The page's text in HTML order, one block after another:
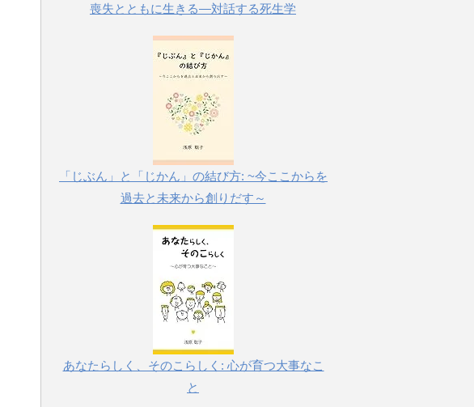
喪失とともに生きる―対話する死生学
「じぶん」と「じかん」の結び方: ~今ここからを
過去と未来から創りだす～
あなたらしく、そのこらしく: 心が育つ大事なこ
と